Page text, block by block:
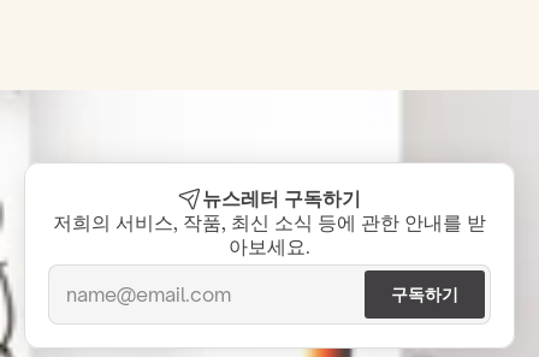
뉴스레터 구독하기
저희의 서비스, 작품, 최신 소식 등에 관한 안내를 받
아보세요.